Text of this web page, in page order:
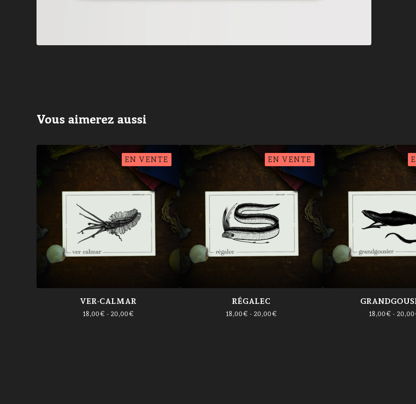
Vous aimerez aussi
EN VENTE
VER-CALMAR
18,00€ - 20,00€
EN VENTE
RÉGALEC
18,00€ - 20,00€ 18,00€ - 20,00